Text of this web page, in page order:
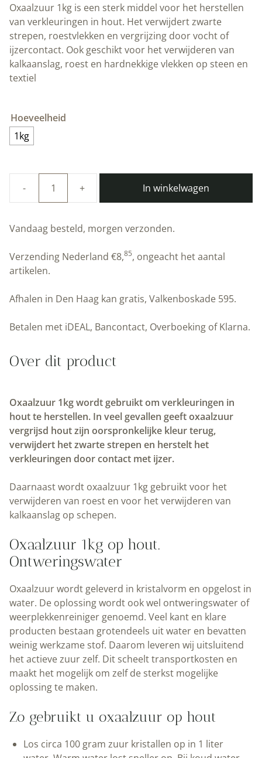
Oxaalzuur 1kg is een sterk middel voor het herstellen
van verkleuringen in hout. Het verwijdert zwarte
strepen, roestvlekken en vergrijzing door vocht of
ijzercontact. Ook geschikt voor het verwijderen van
kalkaanslag, roest en hardnekkige vlekken op steen en
textiel
Hoeveelheid
1kg
deCokerije
Peltenburg
aantal
In winkelwagen
Vandaag besteld, morgen verzonden.
Verzending Nederland €8,85, ongeacht het aantal
artikelen.
Afhalen in Den Haag kan gratis, Valkenboskade 595.
Betalen met iDEAL, Bancontact, Overboeking of Klarna.
Over dit product
Oxaalzuur 1kg wordt gebruikt om verkleuringen in
hout te herstellen. In veel gevallen geeft oxaalzuur
vergrijsd hout zijn oorspronkelijke kleur terug,
verwijdert het zwarte strepen en herstelt het
verkleuringen door contact met ijzer.
Daarnaast wordt oxaalzuur 1kg gebruikt voor het
verwijderen van roest en voor het verwijderen van
kalkaanslag op schepen.
Oxaalzuur 1kg op hout.
Ontweringswater
Oxaalzuur wordt geleverd in kristalvorm en opgelost in
water. De oplossing wordt ook wel ontweringswater of
weerplekkenreiniger genoemd. Veel kant en klare
producten bestaan grotendeels uit water en bevatten
weinig werkzame stof. Daarom leveren wij uitsluitend
het actieve zuur zelf. Dit scheelt transportkosten en
maakt het mogelijk om zelf de sterkst mogelijke
oplossing te maken.
Zo gebruikt u oxaalzuur op hout
Los circa 100 gram zuur kristallen op in 1 liter